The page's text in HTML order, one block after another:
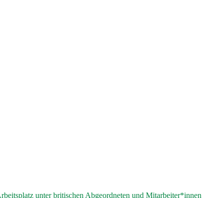
unter britischen Abgeordneten und Mitarbeiter*innen